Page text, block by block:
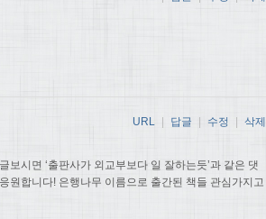
시면 ‘출판사가 외교부보다 일 잘하는듯’과 같은 댓
원합니다! 은행나무 이름으로 출간된 책들 관심가지고
URL 답글 수정 삭제